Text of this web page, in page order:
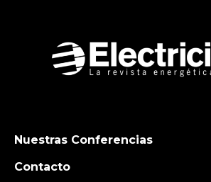
Nuestras Conferencias
Contacto